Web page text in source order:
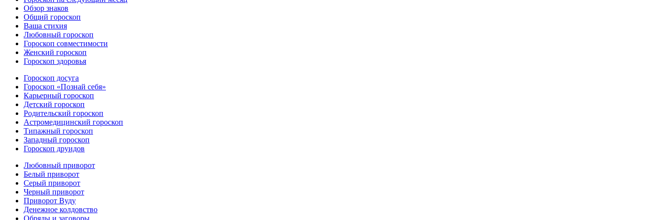
Обзор знаков
Общий гороскоп
Ваша стихия
Любовный гороскоп
Гороскоп совместимости
Женский гороскоп
Гороскоп здоровья
Гороскоп досуга
Гороскоп «Познай себя»
Карьерный гороскоп
Детский гороскоп
Родительский гороскоп
Астромедицинский гороскоп
Типажный гороскоп
Западный гороскоп
Гороскоп друидов
Любовный приворот
Белый приворот
Серый приворот
Черный приворот
Приворот Вуду
Денежное колдовство
Обряды и заговоры